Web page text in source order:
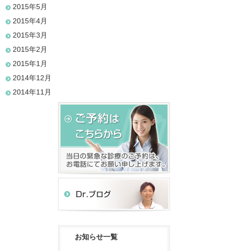
2015年5月
2015年4月
2015年3月
2015年2月
2015年1月
2014年12月
2014年11月
お知らせ一覧